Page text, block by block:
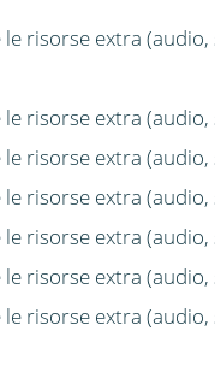
risorse extra (audio,
risorse extra (audio,
risorse extra
risorse extra
risorse extra
risorse extra
risorse extra